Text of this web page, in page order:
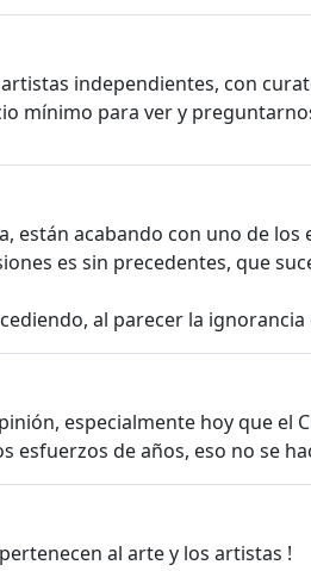
independientes, con
mínimo para ver y
están acabando con uno de
es sin precedentes, que
al parecer la
especialmente hoy que el
esfuerzos de años, eso no se
al arte y los artistas !